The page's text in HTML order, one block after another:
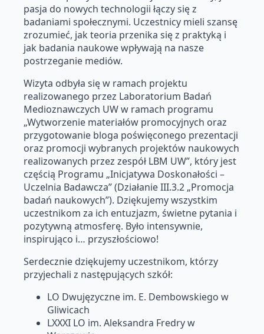
pasja do nowych technologii łączy się z
badaniami społecznymi. Uczestnicy mieli szansę
zrozumieć, jak teoria przenika się z praktyką i
jak badania naukowe wpływają na nasze
postrzeganie mediów.
Wizyta odbyła się w ramach projektu
realizowanego przez Laboratorium Badań
Medioznawczych UW w ramach programu
„Wytworzenie materiałów promocyjnych oraz
przygotowanie bloga poświęconego prezentacji
oraz promocji wybranych projektów naukowych
realizowanych przez zespół LBM UW”, który jest
częścią Programu „Inicjatywa Doskonałości –
Uczelnia Badawcza” (Działanie III.3.2 „Promocja
badań naukowych”). Dziękujemy wszystkim
uczestnikom za ich entuzjazm, świetne pytania i
pozytywną atmosferę. Było intensywnie,
inspirująco i… przyszłościowo!
Serdecznie dziękujemy uczestnikom, którzy
przyjechali z następujących szkół:
LO Dwujęzyczne im. E. Dembowskiego w
Gliwicach
LXXXI LO im. Aleksandra Fredry w